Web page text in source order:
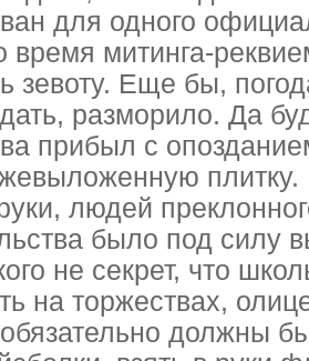
для одного
время митинга-
зевоту. Еще бы,
разморило. Да
прибыл с
людей
было под силу
не секрет, что
на торжествах,
должны